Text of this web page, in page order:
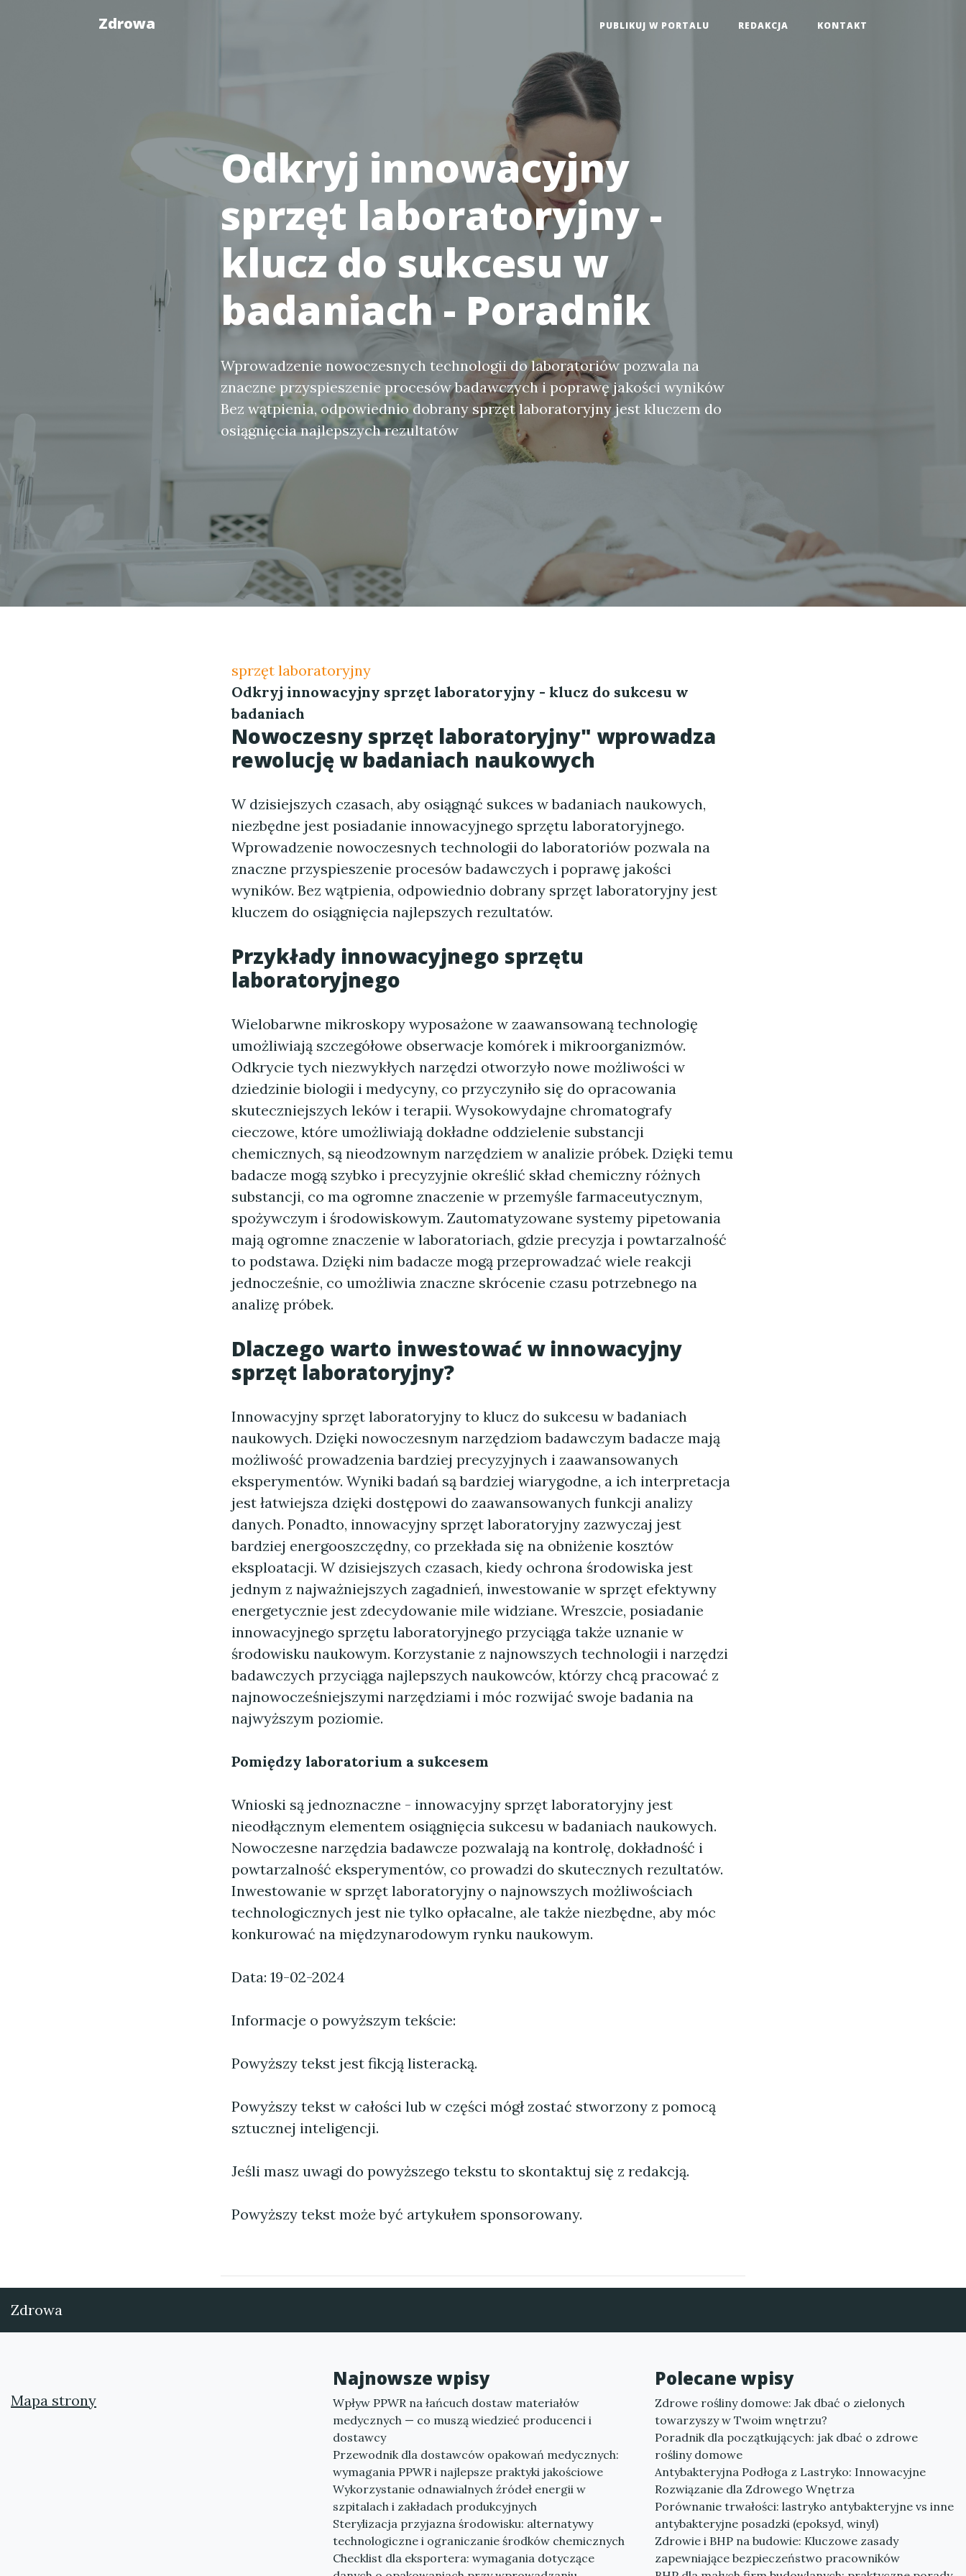
Zdrowa PUBLIKUJ W PORTALU REDAKCJA KONTAKT
Odkryj innowacyjny
sprzęt laboratoryjny -
klucz do sukcesu w
badaniach - Poradnik
Wprowadzenie nowoczesnych technologii do laboratoriów pozwala na
znaczne przyspieszenie procesów badawczych i poprawę jakości wyników
Bez wątpienia, odpowiednio dobrany sprzęt laboratoryjny jest kluczem do
osiągnięcia najlepszych rezultatów
sprzęt laboratoryjny
Odkryj innowacyjny sprzęt laboratoryjny - klucz do sukcesu w
badaniach
Nowoczesny sprzęt laboratoryjny" wprowadza
rewolucję w badaniach naukowych
W dzisiejszych czasach, aby osiągnąć sukces w badaniach naukowych,
niezbędne jest posiadanie innowacyjnego sprzętu laboratoryjnego.
Wprowadzenie nowoczesnych technologii do laboratoriów pozwala na
znaczne przyspieszenie procesów badawczych i poprawę jakości
wyników. Bez wątpienia, odpowiednio dobrany sprzęt laboratoryjny jest
kluczem do osiągnięcia najlepszych rezultatów.
Przykłady innowacyjnego sprzętu
laboratoryjnego
Wielobarwne mikroskopy wyposażone w zaawansowaną technologię
umożliwiają szczegółowe obserwacje komórek i mikroorganizmów.
Odkrycie tych niezwykłych narzędzi otworzyło nowe możliwości w
dziedzinie biologii i medycyny, co przyczyniło się do opracowania
skuteczniejszych leków i terapii. Wysokowydajne chromatografy
cieczowe, które umożliwiają dokładne oddzielenie substancji
chemicznych, są nieodzownym narzędziem w analizie próbek. Dzięki temu
badacze mogą szybko i precyzyjnie określić skład chemiczny różnych
substancji, co ma ogromne znaczenie w przemyśle farmaceutycznym,
spożywczym i środowiskowym. Zautomatyzowane systemy pipetowania
mają ogromne znaczenie w laboratoriach, gdzie precyzja i powtarzalność
to podstawa. Dzięki nim badacze mogą przeprowadzać wiele reakcji
jednocześnie, co umożliwia znaczne skrócenie czasu potrzebnego na
analizę próbek.
Dlaczego warto inwestować w innowacyjny
sprzęt laboratoryjny?
Innowacyjny sprzęt laboratoryjny to klucz do sukcesu w badaniach
naukowych. Dzięki nowoczesnym narzędziom badawczym badacze mają
możliwość prowadzenia bardziej precyzyjnych i zaawansowanych
eksperymentów. Wyniki badań są bardziej wiarygodne, a ich interpretacja
jest łatwiejsza dzięki dostępowi do zaawansowanych funkcji analizy
danych. Ponadto, innowacyjny sprzęt laboratoryjny zazwyczaj jest
bardziej energooszczędny, co przekłada się na obniżenie kosztów
eksploatacji. W dzisiejszych czasach, kiedy ochrona środowiska jest
jednym z najważniejszych zagadnień, inwestowanie w sprzęt efektywny
energetycznie jest zdecydowanie mile widziane. Wreszcie, posiadanie
innowacyjnego sprzętu laboratoryjnego przyciąga także uznanie w
środowisku naukowym. Korzystanie z najnowszych technologii i narzędzi
badawczych przyciąga najlepszych naukowców, którzy chcą pracować z
najnowocześniejszymi narzędziami i móc rozwijać swoje badania na
najwyższym poziomie.
Pomiędzy laboratorium a sukcesem
Wnioski są jednoznaczne - innowacyjny sprzęt laboratoryjny jest
nieodłącznym elementem osiągnięcia sukcesu w badaniach naukowych.
Nowoczesne narzędzia badawcze pozwalają na kontrolę, dokładność i
powtarzalność eksperymentów, co prowadzi do skutecznych rezultatów.
Inwestowanie w sprzęt laboratoryjny o najnowszych możliwościach
technologicznych jest nie tylko opłacalne, ale także niezbędne, aby móc
konkurować na międzynarodowym rynku naukowym.
Data: 19-02-2024
Informacje o powyższym tekście:
Powyższy tekst jest fikcją listeracką.
Powyższy tekst w całości lub w części mógł zostać stworzony z pomocą
sztucznej inteligencji.
Jeśli masz uwagi do powyższego tekstu to skontaktuj się z redakcją.
Powyższy tekst może być artykułem sponsorowany.
Zdrowa
Mapa strony
Najnowsze wpisy
Wpływ PPWR na łańcuch dostaw materiałów
medycznych — co muszą wiedzieć producenci i
dostawcy
Przewodnik dla dostawców opakowań medycznych:
wymagania PPWR i najlepsze praktyki jakościowe
Wykorzystanie odnawialnych źródeł energii w
szpitalach i zakładach produkcyjnych
Sterylizacja przyjazna środowisku: alternatywy
technologiczne i ograniczanie środków chemicznych
Checklist dla eksportera: wymagania dotyczące
Polecane wpisy
Zdrowe rośliny domowe: Jak dbać o zielonych
towarzyszy w Twoim wnętrzu?
Poradnik dla początkujących: jak dbać o zdrowe
rośliny domowe
Antybakteryjna Podłoga z Lastryko: Innowacyjne
Rozwiązanie dla Zdrowego Wnętrza
Porównanie trwałości: lastryko antybakteryjne vs inne
antybakteryjne posadzki (epoksyd, winyl)
Zdrowie i BHP na budowie: Kluczowe zasady
zapewniające bezpieczeństwo pracowników